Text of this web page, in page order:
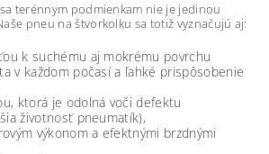
terénnym podmienkam nie je jedinou
pneu na štvorkolku sa totiž vyznačujú aj:
k suchému aj mokrému povrchu
v každom počasí a ľahké prispôsobenie
ktorá je odolná voči defektu
životnosť pneumatík),
výkonom a efektnými brzdnými